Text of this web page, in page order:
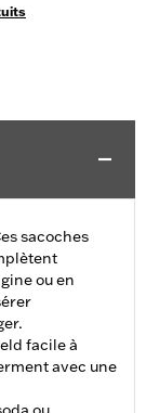
sacoches
ou en
facile à
avec une